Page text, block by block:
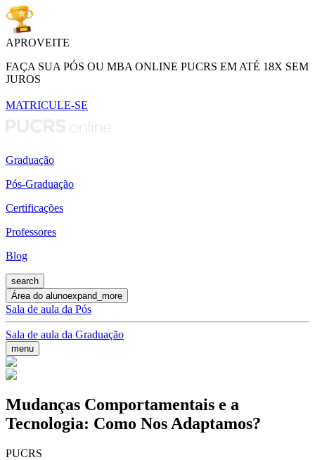
APROVEITE
FAÇA SUA PÓS OU MBA ONLINE PUCRS EM ATÉ 18X SEM
JUROS
MATRICULE-SE
Graduação
Pós-Graduação
Certificações
Professores
Blog
search
Área do alunoexpand_more
Sala de aula da Pós
Sala de aula da Graduação
menu
Mudanças Comportamentais e a
Tecnologia: Como Nos Adaptamos?
PUCRS